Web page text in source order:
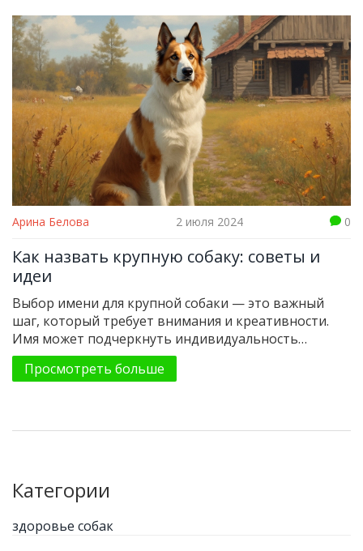
Арина Белова 2 июля 2024 0
Как назвать крупную собаку: советы и
идеи
Выбор имени для крупной собаки — это важный
шаг, который требует внимания и креативности.
Имя может подчеркнуть индивидуальность
питомца, его внешность или породу. В статье
рассмотрены интересные подходы и советы по
обратить внимание и как сделать процесс выбора
Просмотреть больше
Категории
здоровье собак